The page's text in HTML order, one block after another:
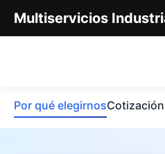
Multiservicios
Por qué elegirnosCotización